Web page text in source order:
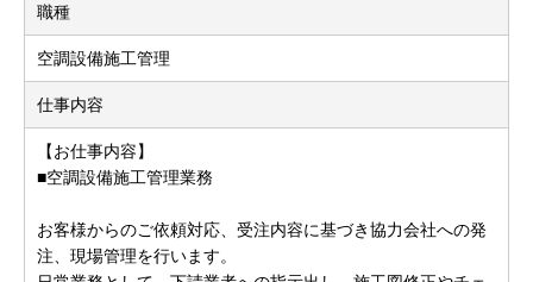
職種
空調設備施工管理
仕事内容
【お仕事内容】
■空調設備施工管理業務
お客様からのご依頼対応、受注内容に基づき協力会社への発
注、現場管理を行います。